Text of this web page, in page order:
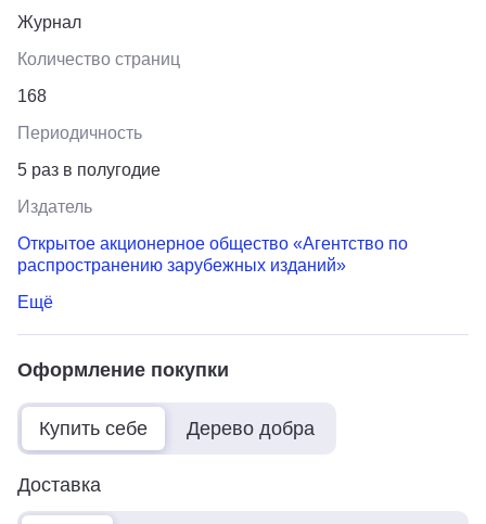
Журнал
Количество страниц
168
Периодичность
5 раз в полугодие
Издатель
Открытое акционерное общество «Агентство по
распространению зарубежных изданий»
Ещё
Оформление покупки
Купить себе Дерево добра
Доставка